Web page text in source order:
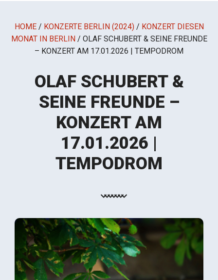
HOME / KONZERTE BERLIN (2024) / KONZERT DIESEN
MONAT IN BERLIN / OLAF SCHUBERT & SEINE FREUNDE
– KONZERT AM 17.01.2026 | TEMPODROM
OLAF SCHUBERT &
SEINE FREUNDE –
KONZERT AM
17.01.2026 |
TEMPODROM